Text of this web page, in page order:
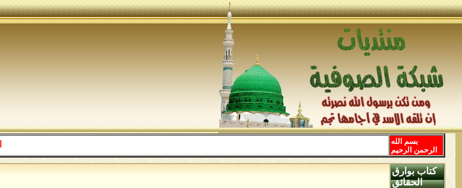
بسم الله
الرحمن الرحيم
كتاب بوارق
الحقائق